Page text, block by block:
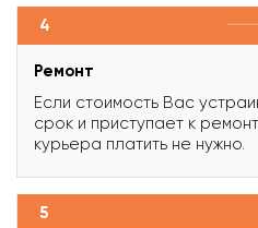
4
Ремонт
Если стоимость Вас
срок и приступает к
курьера платить не нужно.
5